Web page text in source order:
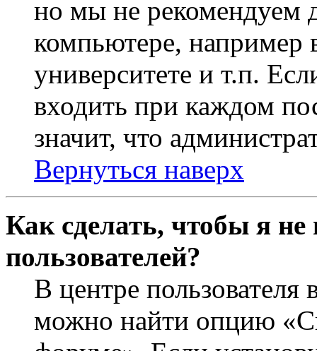
но мы не рекомендуем
компьютере, например
университете и т.п.
входить при каждом
значит, что
Вернуться наверх
Как сделать, чтобы я
пользователей?
В центре
можно найти опцию